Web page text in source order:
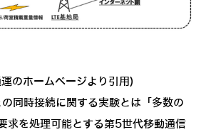
のホームページより引用)
同時接続に関する実験とは「多数の
求を処理可能とする第5世代移動通信